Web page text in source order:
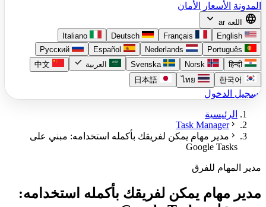
Deutsch
Italiano
Español
Русский
Svenska
العربية check
中文
日本語
لفريقك بأكمله استخدامه: مبني على
بأكمله استخدامه: